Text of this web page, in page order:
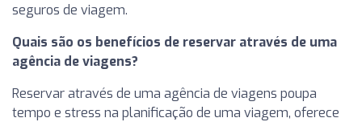
seguros de viagem.
Quais são os benefícios de reservar através de uma
agência de viagens?
Reservar através de uma agência de viagens poupa
tempo e stress na planificação de uma viagem, oferece